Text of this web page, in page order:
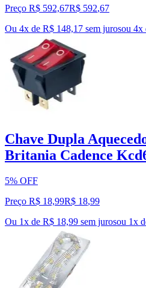
Preço R$ 592,67R$ 592,67
Ou 4x de R$ 148,17 sem jurosou 4x
Chave Dupla
Britania Cadence
5% OFF
Preço R$ 18,99R$ 18,99
Ou 1x de R$ 18,99 sem jurosou 1x